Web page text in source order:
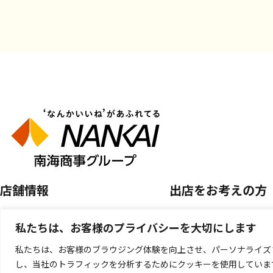
私たちは、お客様のプライバシーを大切にします
私たちは、お客様のブラウジング体験を向上させ、パーソナライ
し、当社のトラフィックを分析するためにクッキーを使用してい
店舗情報
店舗を探す
開催中のPOP UP SHOP
出店をお考えの方
空き区画のご案内
催事店舗出店のご案
キッチンカー出店の